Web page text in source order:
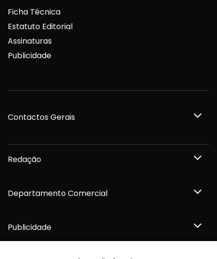
Ficha Técnica
Estatuto Editorial
Assinaturas
Publicidade
Contactos Gerais
Redação
Departamento Comercial
Publicidade